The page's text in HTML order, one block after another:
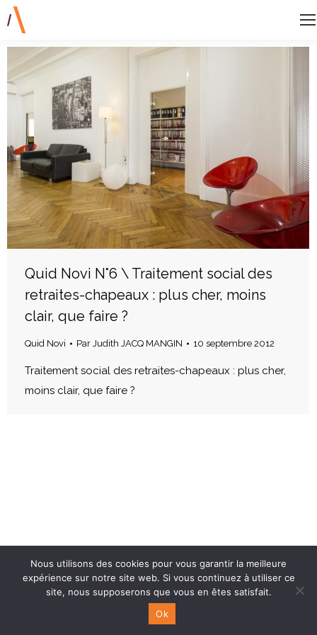
Quid Novi N°6 \ Traitement social des
retraites-chapeaux : plus cher, moins
clair, que faire ?
Quid Novi Par Judith JACQ MANGIN 10 septembre 2012
Traitement social des retraites-chapeaux : plus cher,
moins clair, que faire ?
Nous utilisons des cookies pour vous garantir la meilleure
expérience sur notre site web. Si vous continuez à utiliser ce
site, nous supposerons que vous en êtes satisfait.
Ok